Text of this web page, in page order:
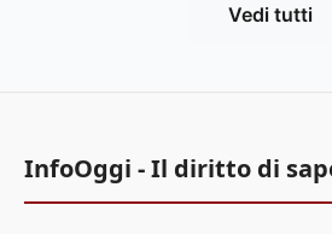
Vedi tutti
InfoOggi - Il diritto di